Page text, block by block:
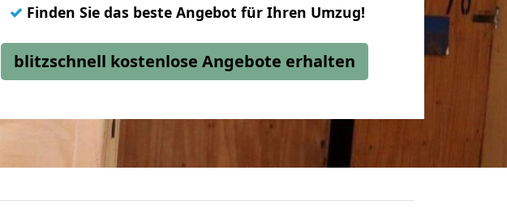
✓ Finden Sie das beste Angebot für Ihren Umzug!
blitzschnell kostenlose Angebote erhalten